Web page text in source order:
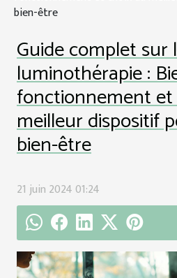
bien-être
Guide complet sur
luminothérapie :
fonctionnement
meilleur dispositif
bien-être
21 juin 2024 01:24